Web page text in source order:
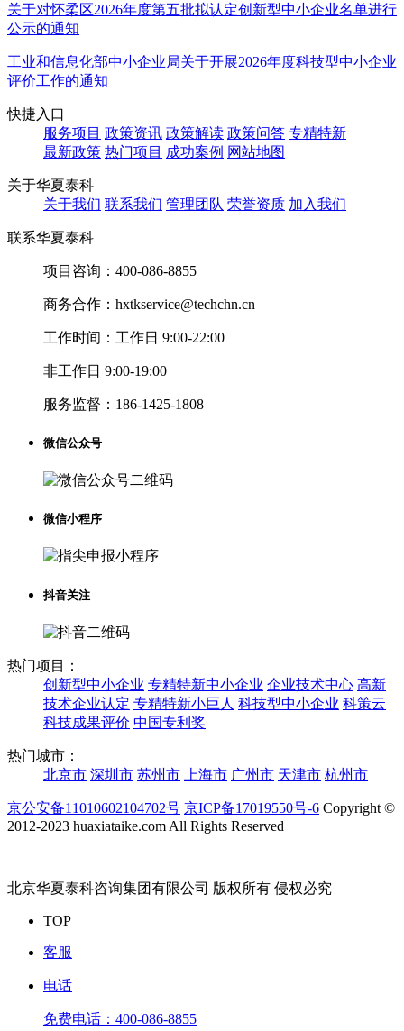
关于对怀柔区2026年度第五批拟认定创新型中小企业名单进行
公示的通知
工业和信息化部中小企业局关于开展2026年度科技型中小企业
评价工作的通知
快捷入口
服务项目 政策资讯 政策解读 政策问答 专精特新
最新政策 热门项目 成功案例 网站地图
关于华夏泰科
关于我们 联系我们 管理团队 荣誉资质 加入我们
联系华夏泰科
项目咨询： 400-086-8855
商务合作： hxtkservice@techchn.cn
工作时间： 工作日 9:00-22:00
非工作日 9:00-19:00
服务监督： 186-1425-1808
微信公众号
微信小程序
抖音关注
热门项目：
创新型中小企业 专精特新中小企业 企业技术中心 高新
技术企业认定 专精特新小巨人 科技型中小企业 科策云
科技成果评价 中国专利奖
热门城市：
北京市 深圳市 苏州市 上海市 广州市 天津市 杭州市
京公安备11010602104702号 京ICP备17019550号-6 Copyright ©
2012-2023 huaxiataike.com All Rights Reserved
北京华夏泰科咨询集团有限公司 版权所有 侵权必究
TOP
客服
电话
免费电话： 400-086-8855